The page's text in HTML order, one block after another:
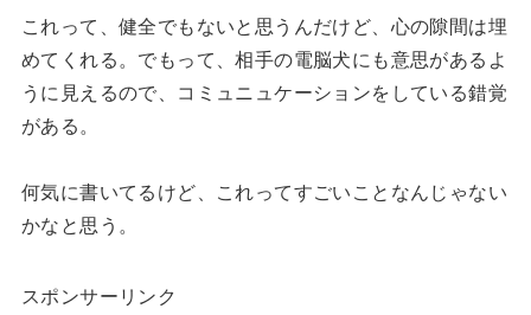
これって、健全でもないと思うんだけど、心の隙間は埋
めてくれる。でもって、相手の電脳犬にも意思があるよ
うに見えるので、コミュニュケーションをしている錯覚
がある。
何気に書いてるけど、これってすごいことなんじゃない
かなと思う。
スポンサーリンク